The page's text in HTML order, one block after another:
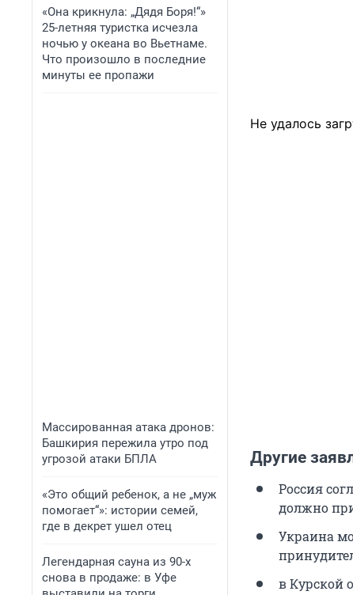
«Она крикнула: „Дядя Боря!“»
25-летняя туристка исчезла
ночью у океана во Вьетнаме.
Что произошло в последние
минуты ее пропажи
Массированная атака дронов:
Башкирия пережила утро под
угрозой атаки БПЛА
«Это общий ребенок, а не „муж
помогает“»: истории семей,
где в декрет ушел отец
Легендарная сауна из 90-х
снова в продаже: в Уфе
Не удалось
Другие
Россия
должно
Украина
в Курской